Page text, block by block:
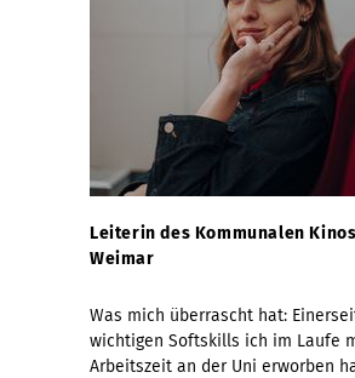
Leiterin des Kommunalen
Weimar
Was mich überrascht hat:
wichtigen Softskills ich im Laufe
Arbeitszeit an der Uni erworben